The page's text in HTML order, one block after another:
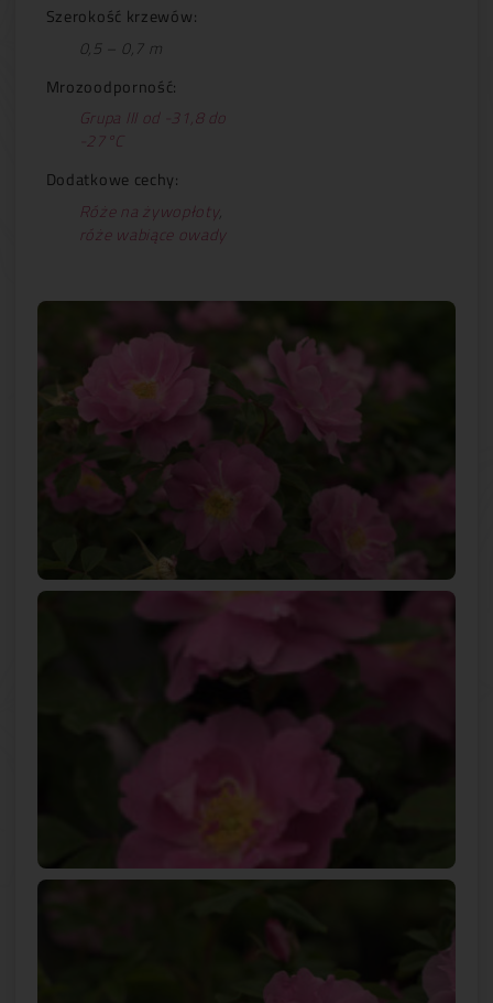
Szerokość krzewów:
0,5 – 0,7 m
Mrozoodporność:
Grupa III od -31,8 do
-27°C
Dodatkowe cechy:
Róże na żywopłoty,
róże wabiące owady